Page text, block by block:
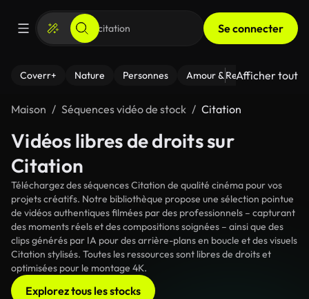
Se connecter
Coverr+ Nature Personnes Amour & Relations Le
Afficher tout
Maison Séquences vidéo de stock Citation
Vidéos libres de droits sur
Citation
Téléchargez des séquences Citation de qualité cinéma pour vos
projets créatifs. Notre bibliothèque propose une sélection pointue
de vidéos authentiques filmées par des professionnels – capturant
des moments réels et des compositions soignées – ainsi que des
clips générés par IA pour des arrière-plans en boucle et des visuels
Citation stylisés. Toutes les ressources sont libres de droits et
optimisées pour le montage 4K.
Explorez tous les stocks